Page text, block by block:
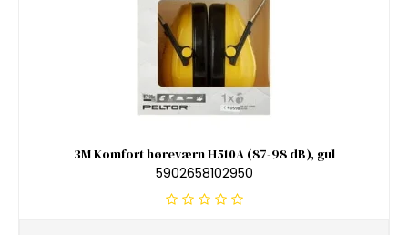
3M Komfort høreværn H510A (87-98 dB), gul
5902658102950